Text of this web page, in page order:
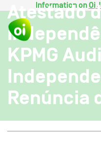
Information onOi
Atestado
KPMG
Renúncia